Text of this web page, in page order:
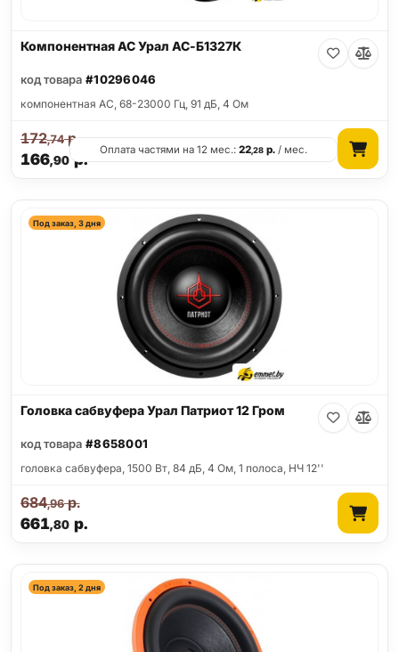
Компонентная АС Урал АС-Б1327К
код товара #10296046
компонентная АС, 68-23000 Гц, 91 дБ, 4 Ом
166,90р.
172,74р.
Оплата частями на 12 мес.:22,28 р. / мес.
Под заказ, 3 дня
Головка сабвуфера Урал Патриот 12 Гром
код товара #8658001
головка сабвуфера, 1500 Вт, 84 дБ, 4 Ом, 1 полоса, НЧ 12''
661,80р.
684,96р.
Под заказ, 2 дня